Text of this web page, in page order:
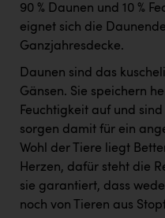
90 % Daunen und 10 %
eignet sich die
Ganzjahresdecke.
Daunen sind das
Gänsen. Sie speichern
Feuchtigkeit auf und
sorgen damit für ein
Wohl der Tiere liegt
Herzen, dafür steht die
sie garantiert, dass
noch von Tieren aus